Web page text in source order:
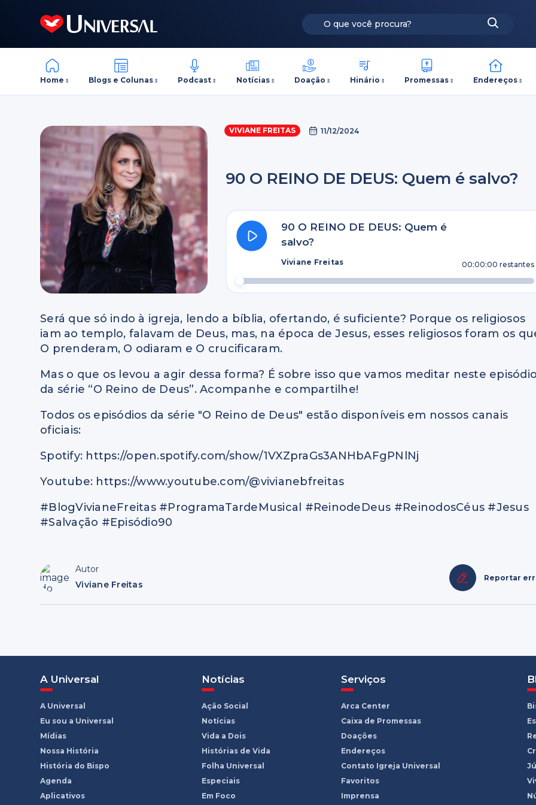
Home Blogs e Colunas Podcast Notícias Doação Hinário Promessas Endereços
VIVIANE FREITAS 11/12/2024
90 O REINO DE DEUS: Quem é salvo?
90 O REINO DE DEUS: Quem é
salvo?
Viviane Freitas 00:00:00 restantes
Será que só indo à igreja, lendo a bíblia, ofertando, é suficiente? Porque os religiosos
iam ao templo, falavam de Deus, mas, na época de Jesus, esses religiosos foram os
O prenderam, O odiaram e O crucificaram.
Mas o que os levou a agir dessa forma? É sobre isso que vamos meditar neste
da série “O Reino de Deus”. Acompanhe e compartilhe!
Todos os episódios da série "O Reino de Deus" estão disponíveis em nossos canais
oficiais:
Spotify: https://open.spotify.com/show/1VXZpraGs3ANHbAFgPNlNj
Youtube: https://www.youtube.com/@vivianebfreitas
#BlogVivianeFreitas #ProgramaTardeMusical #ReinodeDeus #ReinodosCéus #Jesus
#Salvação #Episódio90
Autor
Viviane Freitas
Reportar
A Universal
A Universal
Eu sou a Universal
Mídias
Nossa História
História do Bispo
Agenda
Aplicativos
Notícias
Ação Social
Notícias
Vida a Dois
Histórias de Vida
Folha Universal
Especiais
Em Foco
Serviços
Arca Center
Caixa de Promessas
Doações
Endereços
Contato Igreja Universal
Favoritos
Imprensa